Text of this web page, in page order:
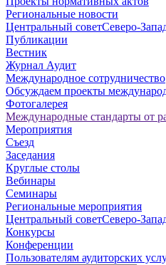
Региональные новости
Центральный советСеверо-
Публикации
Вестник
Журнал Аудит
Международное сотрудничество
Обсуждаем проекты
Фотогалерея
Международные стандарты от
Мероприятия
Съезд
Заседания
Круглые столы
Вебинары
Семинары
Региональные мероприятия
Центральный советСеверо-
Конкурсы
Конференции
Пользователям аудиторских